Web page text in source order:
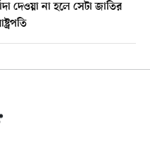
দেওয়া না হলে সেটা জাতির
অ্যাসোসিয়েশনের